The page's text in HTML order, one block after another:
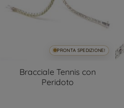
PRONTA SPEDIZIONE!
Bracciale Tennis con
Peridoto